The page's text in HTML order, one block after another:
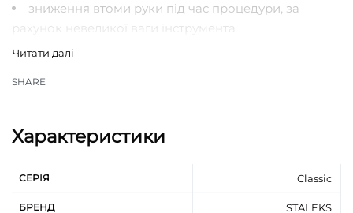
зниження втоми руки під час процедури, за
рахунок невеликої ваги інструмента
зручне розміщення терки в руці, завдяки
міцний пластик, що не згинається
кремнію
SHARE
Характеристики
СЕРІЯ Classic
БРЕНД STALEKS